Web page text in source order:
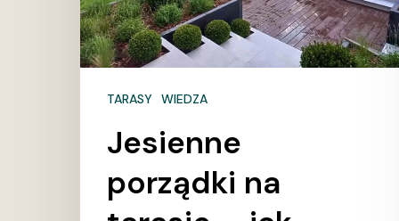
taras
na
zimę?
TARASY WIEDZA
Jesienne
porządki na